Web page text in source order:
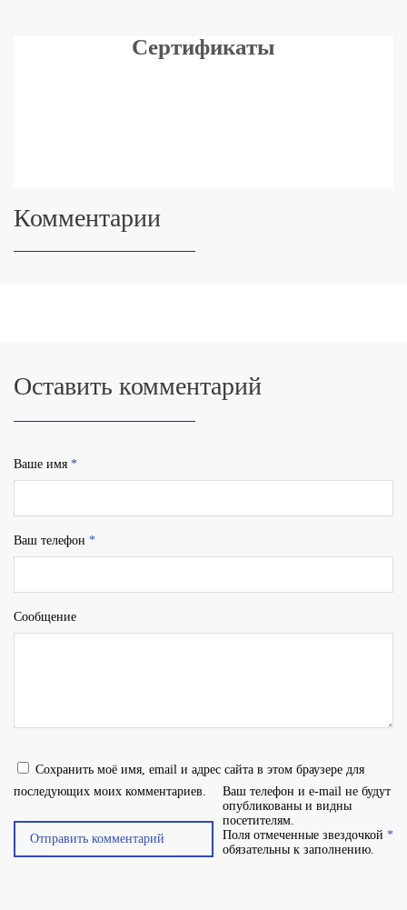
Сертификаты
Комментарии
Оставить комментарий
Ваше имя *
Ваш телефон *
Сообщение
Ваш телефон и e-mail не будут
опубликованы и видны
посетителям.
Поля отмеченные звездочкой *
обязательны к заполнению.
Сохранить моё имя, email и адрес сайта в этом браузере для
последующих моих комментариев.